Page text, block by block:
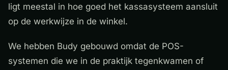
ligt meestal in hoe goed het kassasysteem aansluit
op de werkwijze in de winkel.
We hebben Budy gebouwd omdat de POS-
systemen die we in de praktijk tegenkwamen of